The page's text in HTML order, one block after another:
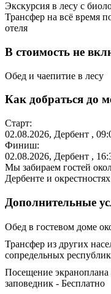
Экскурсия в лесу с
Трансфер на всё время
отеля
В стоимость не
Обед и чаепитие в лесу
Как добраться до
Старт:
02.08.2026, Дербент ,
Финиш:
02.08.2026, Дербент ,
Мы забираем гостей
Дербенте и окрестностях
Дополнительные
Обед в гостевом доме
Трансфер из других
сопредельных
Посещение
заповедник - Бесплатно